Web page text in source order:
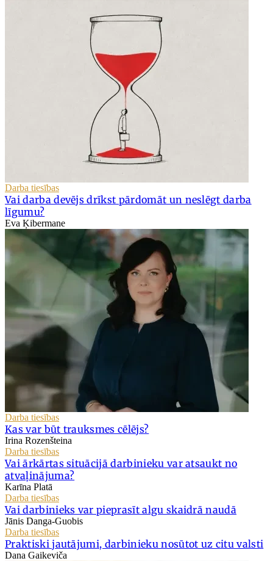
Darba tiesības
Vai darba devējs drīkst pārdomāt un neslēgt darba
līgumu?
Eva Ķibermane
Darba tiesības
Kas var būt trauksmes cēlējs?
Irina Rozenšteina
Darba tiesības
Vai ārkārtas situācijā darbinieku var atsaukt no
atvaļinājuma?
Karīna Platā
Darba tiesības
Vai darbinieks var pieprasīt algu skaidrā naudā
Jānis Danga-Guobis
Darba tiesības
Praktiski jautājumi, darbinieku nosūtot uz citu valsti
Dana Gaikeviča